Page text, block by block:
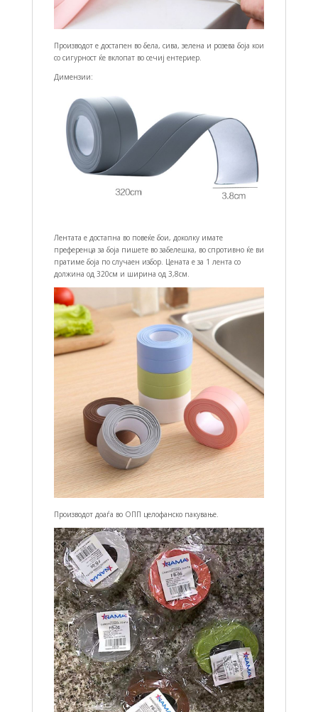
Производот е достапен во бела, сива, зелена и розева боја кои
со сигурност ќе вклопат во сечиј ентериер.
Димензии:
Лентата е достапна во повеќе бои, доколку имате
преференца за боја пишете во забелешка, во спротивно ќе ви
пратиме боја по случаен избор. Цената е за 1 лента со
должина од 320см и ширина од 3,8см.
Производот доаѓа во ОПП целофанско пакување.